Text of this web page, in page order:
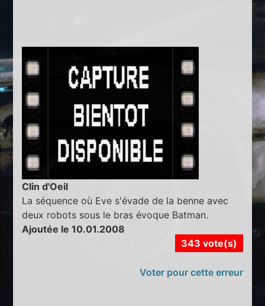
Clin d'Oeil
La séquence où Eve s'évade de la benne avec
deux robots sous le bras évoque Batman.
Ajoutée le 10.01.2008
343 vote(s)
Voter pour cette erreur